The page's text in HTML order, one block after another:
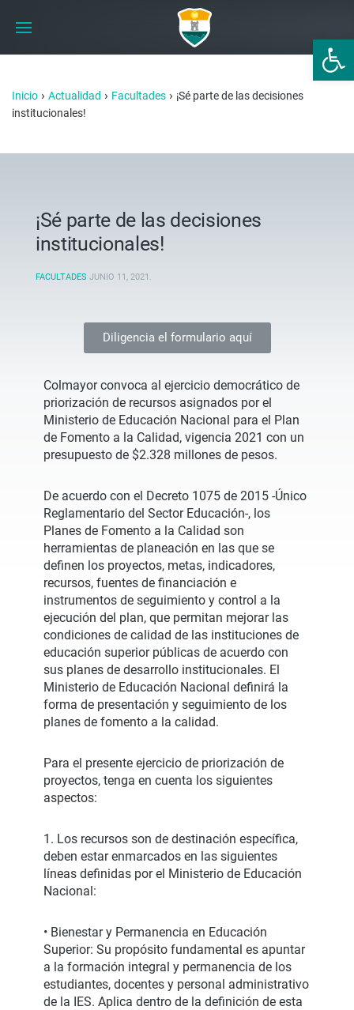
Abrir
Inicio › Actualidad › Facultades › ¡Sé parte de las decisiones
institucionales!
¡Sé parte de las decisiones
institucionales!
FACULTADES JUNIO 11, 2021 .
Diligencia el formulario aquí
Colmayor convoca al ejercicio democrático de
priorización de recursos asignados por el
Ministerio de Educación Nacional para el Plan
de Fomento a la Calidad, vigencia 2021 con un
presupuesto de $2.328 millones de pesos.
De acuerdo con el Decreto 1075 de 2015 -Único
Reglamentario del Sector Educación-, los
Planes de Fomento a la Calidad son
herramientas de planeación en las que se
definen los proyectos, metas, indicadores,
recursos, fuentes de financiación e
instrumentos de seguimiento y control a la
ejecución del plan, que permitan mejorar las
condiciones de calidad de las instituciones de
educación superior públicas de acuerdo con
sus planes de desarrollo institucionales. El
Ministerio de Educación Nacional definirá la
forma de presentación y seguimiento de los
planes de fomento a la calidad.
Para el presente ejercicio de priorización de
proyectos, tenga en cuenta los siguientes
aspectos:
1. Los recursos son de destinación específica,
deben estar enmarcados en las siguientes
líneas definidas por el Ministerio de Educación
Nacional:
• Bienestar y Permanencia en Educación
Superior: Su propósito fundamental es apuntar
a la formación integral y permanencia de los
estudiantes, docentes y personal administrativo
de la IES. Aplica dentro de la definición de esta